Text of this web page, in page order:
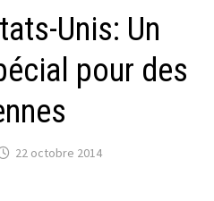
Unis: Un
pour des
22 octobre 2014